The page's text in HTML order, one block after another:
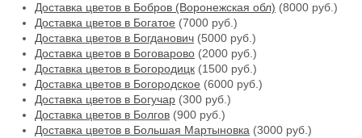
Доставка цветов в Бобров (Воронежская обл) (8000 руб.)
Доставка цветов в Богатое (7000 руб.)
Доставка цветов в Богданович (5000 руб.)
Доставка цветов в Боговарово (2000 руб.)
Доставка цветов в Богородицк (1500 руб.)
Доставка цветов в Богородское (6000 руб.)
Доставка цветов в Богучар (300 руб.)
Доставка цветов в Болгов (900 руб.)
Доставка цветов в Большая Мартыновка (3000 руб.)